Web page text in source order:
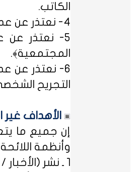
الكاتب.
4- نعتذر عن عدم نشر المشاركات التي لا تتضمن الاسم الحقيقي - ثلاثياً على الأقل - ﴿المسلمون عند شروطهم في تدوين الاسم﴾.
5- نعتذر عن
المجتمعية﴾.
6- نعتذر عن
التجريح
الأهداف
إن جميع ما
وأنظمة اللائحة
1 ـ نشر (الأخبار / المعلومات / .. الخ) ذات الطابع السياسي، أو المتضمنة أسماء سياسيين.